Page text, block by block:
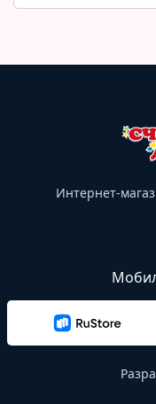
Интернет-